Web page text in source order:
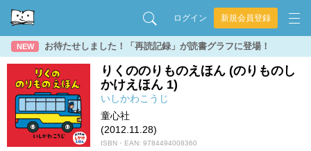
ログイン 新規会員登録
NEW お待たせしました！「再読記録」が読書グラフに登場！
りくののりものえほん (のりものし
かけえほん 1)
いしかわこうじ
童心社
(2012.11.28)
ISBN・EAN: 9784494008360